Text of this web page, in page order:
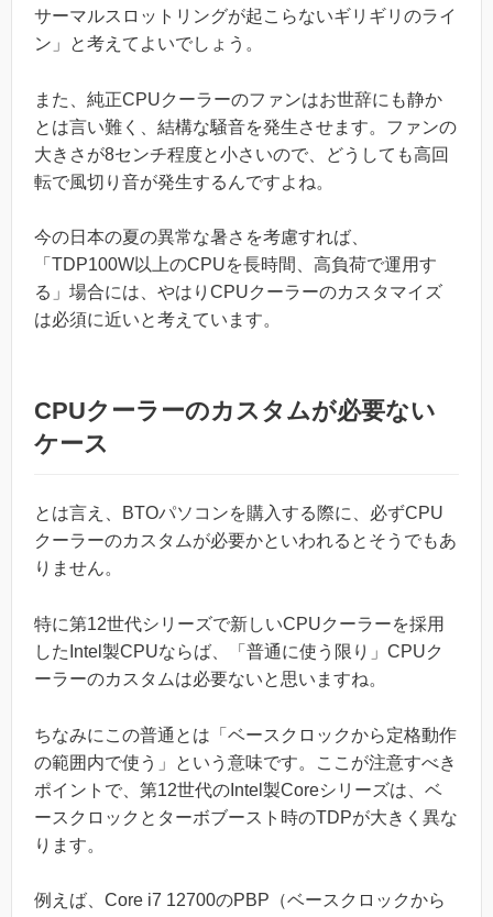
サーマルスロットリングが起こらないギリギリのライ
ン」と考えてよいでしょう。
また、純正CPUクーラーのファンはお世辞にも静か
とは言い難く、結構な騒音を発生させます。ファンの
大きさが8センチ程度と小さいので、どうしても高回
転で風切り音が発生するんですよね。
今の日本の夏の異常な暑さを考慮すれば、
「TDP100W以上のCPUを長時間、高負荷で運用す
る」場合には、やはりCPUクーラーのカスタマイズ
は必須に近いと考えています。
CPUクーラーのカスタムが必要ない
ケース
とは言え、BTOパソコンを購入する際に、必ずCPU
クーラーのカスタムが必要かといわれるとそうでもあ
りません。
特に第12世代シリーズで新しいCPUクーラーを採用
したIntel製CPUならば、「普通に使う限り」CPUク
ーラーのカスタムは必要ないと思いますね。
ちなみにこの普通とは「ベースクロックから定格動作
の範囲内で使う」という意味です。ここが注意すべき
ポイントで、第12世代のIntel製Coreシリーズは、ベ
ースクロックとターボブースト時のTDPが大きく異な
ります。
例えば、Core i7 12700のPBP（ベースクロックから